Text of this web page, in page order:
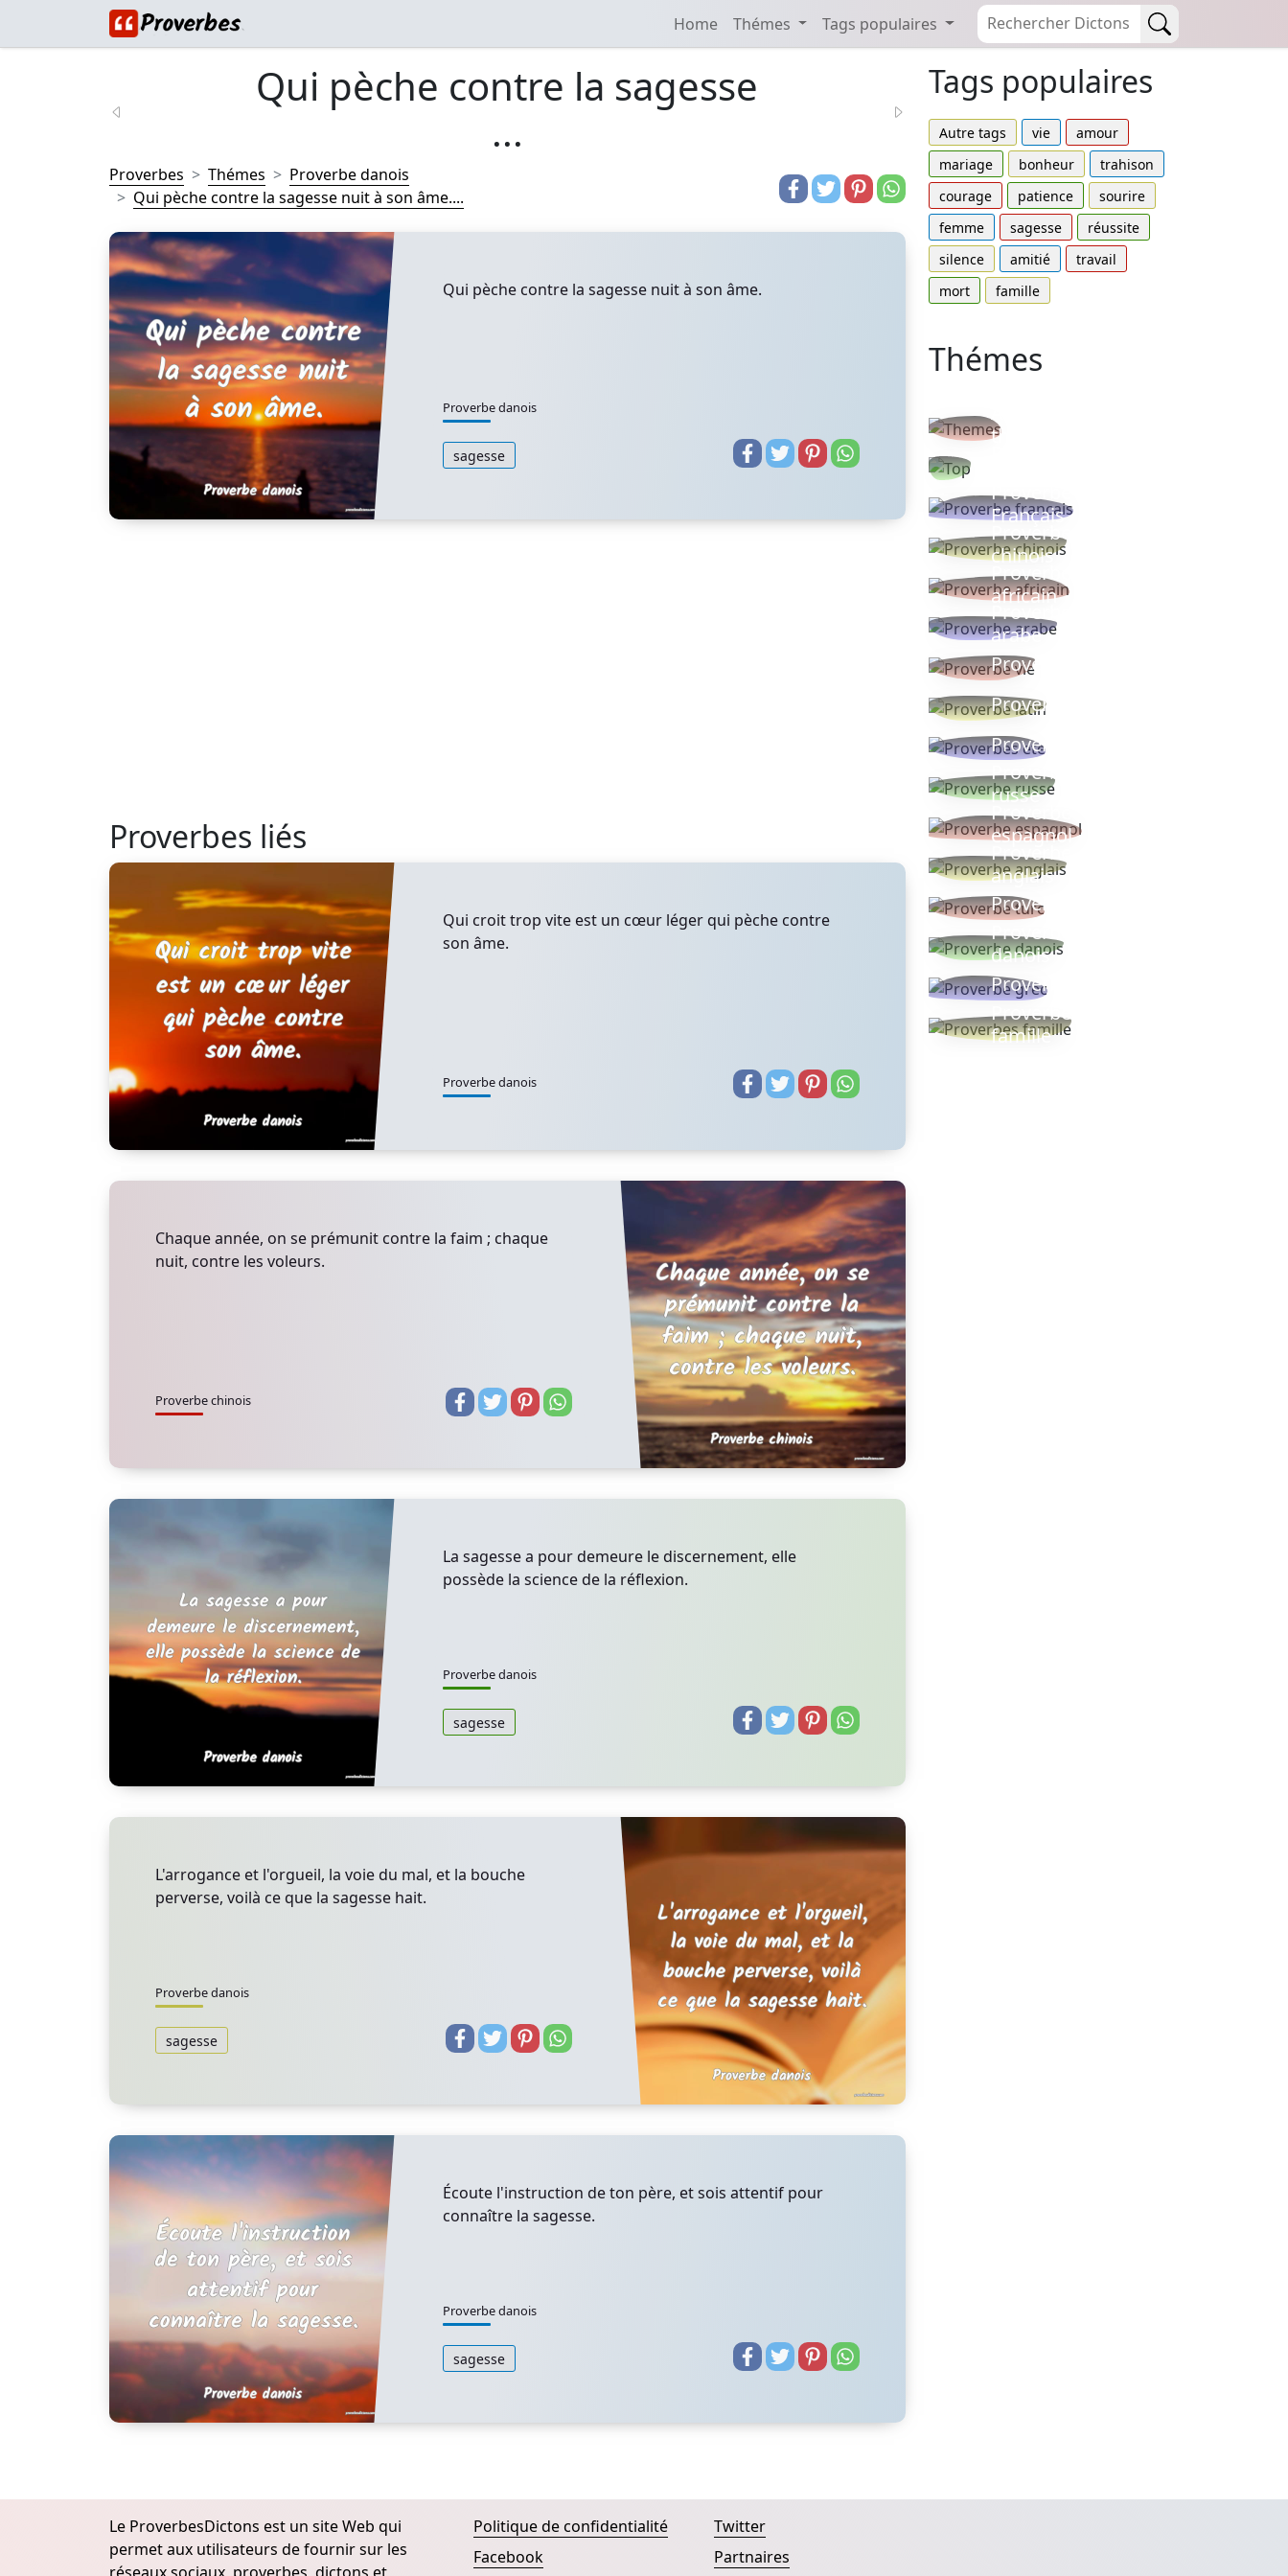
Home Thémes Tags populaires
Qui pèche contre la sagesse
...
Proverbes Thémes
Proverbe danois
Qui pèche contre la sagesse nuit à son âme....
Qui pèche contre la sagesse nuit à son âme.
Proverbe danois
sagesse
Proverbes liés
Qui croit trop vite est un cœur léger qui pèche contre
son âme.
Proverbe danois
Chaque année, on se prémunit contre la faim ; chaque
nuit, contre les voleurs.
Proverbe chinois
La sagesse a pour demeure le discernement, elle
possède la science de la réflexion.
Proverbe danois
sagesse
L'arrogance et l'orgueil, la voie du mal, et la bouche
perverse, voilà ce que la sagesse hait.
Proverbe danois
sagesse
Écoute l'instruction de ton père, et sois attentif pour
connaître la sagesse.
Proverbe danois
sagesse
Tags populaires
Autre tags vie
amour
mariage
bonheur
trahison
courage
patience
sourire
femme
sagesse
réussite
silence
amitié
travail
mort
famille
Thémes
thèmes
Proverbe
Français
Proverbe
chinois
Proverbe
africain
Proverbe
arabe
Proverbe vie
Proverbe latin
Proverbes ete
Proverbe
russe
Proverbe
espagnol
Proverbe
anglais
Proverbe turc
Proverbe
danois
Proverbe grec
Proverbes
famille
Le ProverbesDictons est un site Web qui
permet aux utilisateurs de fournir sur les
Politique de confidentialité
Facebook
Twitter
Partnaires